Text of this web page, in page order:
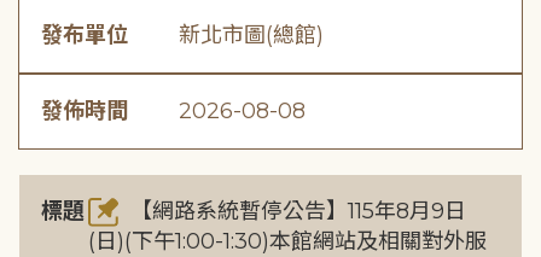
發布單位 新北市圖(總館)
發佈時間 2026-08-08
標題
【網路系統暫停公告】115年8月9日
(日)(下午1:00-1:30)本館網站及相關對外服